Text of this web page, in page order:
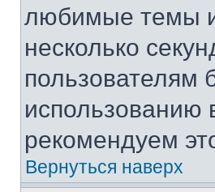
любимые темы и
несколько
пользователям
рекомендуем
Вернуться наверх